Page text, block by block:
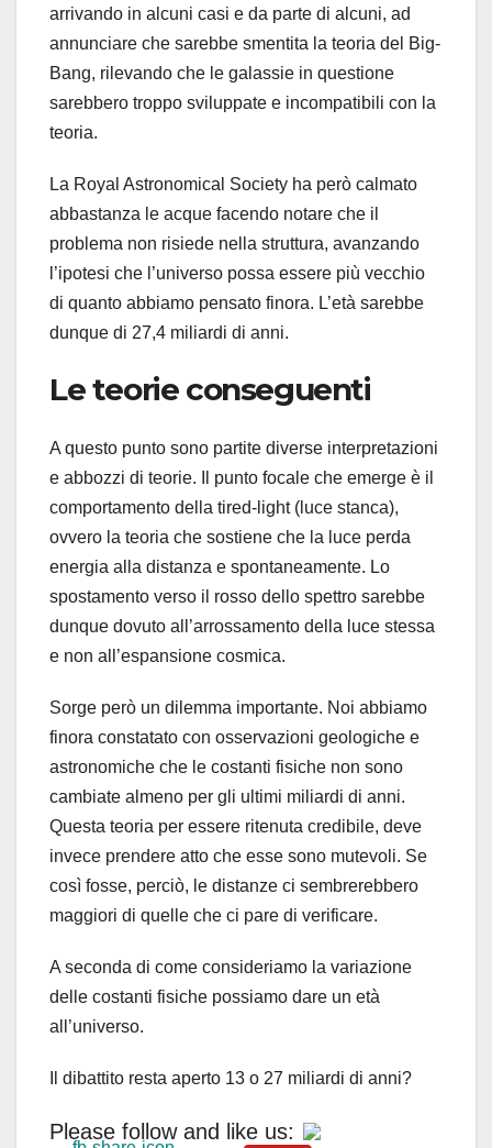
arrivando in alcuni casi e da parte di alcuni, ad
annunciare che sarebbe smentita la teoria del Big-
Bang, rilevando che le galassie in questione
sarebbero troppo sviluppate e incompatibili con la
teoria.
La Royal Astronomical Society ha però calmato
abbastanza le acque facendo notare che il
problema non risiede nella struttura, avanzando
l’ipotesi che l’universo possa essere più vecchio
di quanto abbiamo pensato finora. L’età sarebbe
dunque di 27,4 miliardi di anni.
Le teorie conseguenti
A questo punto sono partite diverse interpretazioni
e abbozzi di teorie. Il punto focale che emerge è il
comportamento della tired-light (luce stanca),
ovvero la teoria che sostiene che la luce perda
energia alla distanza e spontaneamente. Lo
spostamento verso il rosso dello spettro sarebbe
dunque dovuto all’arrossamento della luce stessa
e non all’espansione cosmica.
Sorge però un dilemma importante. Noi abbiamo
finora constatato con osservazioni geologiche e
astronomiche che le costanti fisiche non sono
cambiate almeno per gli ultimi miliardi di anni.
Questa teoria per essere ritenuta credibile, deve
invece prendere atto che esse sono mutevoli. Se
così fosse, perciò, le distanze ci sembrerebbero
maggiori di quelle che ci pare di verificare.
A seconda di come consideriamo la variazione
delle costanti fisiche possiamo dare un età
all’universo.
Il dibattito resta aperto 13 o 27 miliardi di anni?
Please follow and like us: